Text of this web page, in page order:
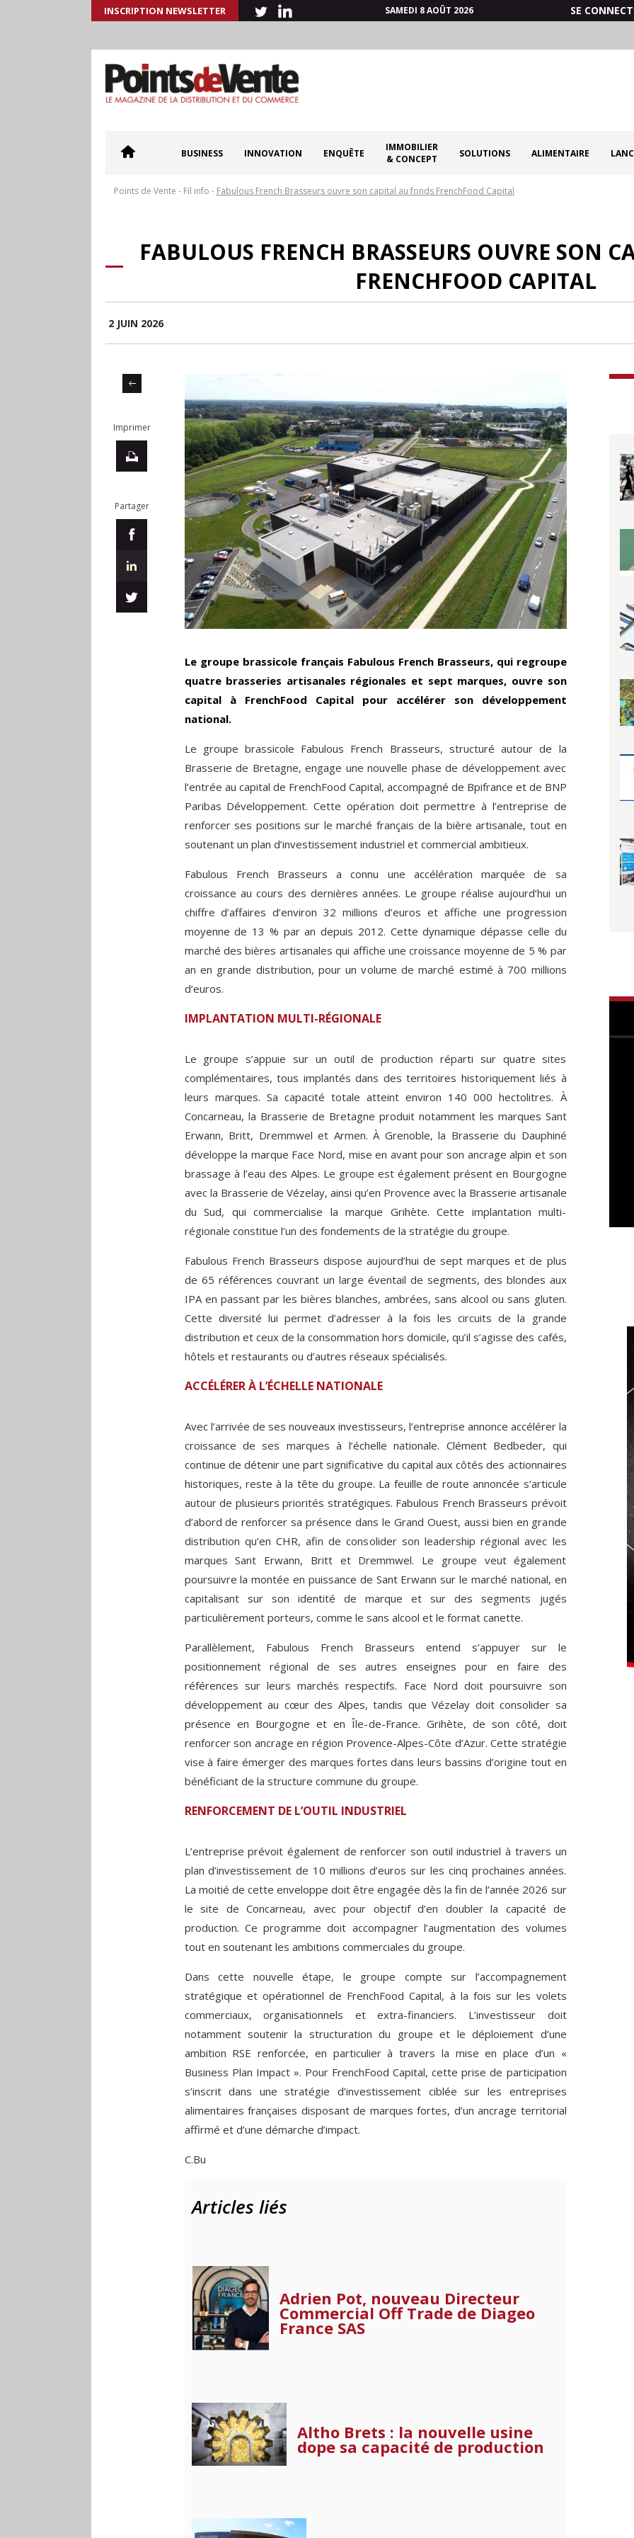
INSCRIPTION NEWSLETTER SAMEDI 8 AOÛT 2026 SE
BUSINESS INNOVATION ENQUÊTE
IMMOBILIER
& CONCEPT
SOLUTIONS ALIMENTAIRE
Points de Vente - Fil info - Fabulous French Brasseurs ouvre son capital au fonds FrenchFood Capital
FABULOUS FRENCH BRASSEURS OUVRE SON
FRENCHFOOD CAPITAL
2 JUIN 2026
Imprimer
Partager
Le groupe brassicole français Fabulous French Brasseurs, qui regroupe
quatre brasseries artisanales régionales et sept marques, ouvre son
capital à FrenchFood Capital pour accélérer son développement
national.
Le groupe brassicole Fabulous French Brasseurs, structuré autour de la
Brasserie de Bretagne, engage une nouvelle phase de développement avec
l’entrée au capital de FrenchFood Capital, accompagné de Bpifrance et de BNP
Paribas Développement. Cette opération doit permettre à l’entreprise de
renforcer ses positions sur le marché français de la bière artisanale, tout en
soutenant un plan d’investissement industriel et commercial ambitieux.
Fabulous French Brasseurs a connu une accélération marquée de sa
croissance au cours des dernières années. Le groupe réalise aujourd’hui un
chiffre d’affaires d’environ 32 millions d’euros et affiche une progression
moyenne de 13 % par an depuis 2012. Cette dynamique dépasse celle du
marché des bières artisanales qui affiche une croissance moyenne de 5 % par
an en grande distribution, pour un volume de marché estimé à 700 millions
d’euros.
IMPLANTATION MULTI-RÉGIONALE
Le groupe s’appuie sur un outil de production réparti sur quatre sites
complémentaires, tous implantés dans des territoires historiquement liés à
leurs marques. Sa capacité totale atteint environ 140 000 hectolitres. À
Concarneau, la Brasserie de Bretagne produit notamment les marques Sant
Erwann, Britt, Dremmwel et Armen. À Grenoble, la Brasserie du Dauphiné
développe la marque Face Nord, mise en avant pour son ancrage alpin et son
brassage à l’eau des Alpes. Le groupe est également présent en Bourgogne
avec la Brasserie de Vézelay, ainsi qu’en Provence avec la Brasserie artisanale
du Sud, qui commercialise la marque Grihète. Cette implantation multi-
régionale constitue l’un des fondements de la stratégie du groupe.
Fabulous French Brasseurs dispose aujourd’hui de sept marques et de plus
de 65 références couvrant un large éventail de segments, des blondes aux
IPA en passant par les bières blanches, ambrées, sans alcool ou sans gluten.
Cette diversité lui permet d’adresser à la fois les circuits de la grande
distribution et ceux de la consommation hors domicile, qu’il s’agisse des cafés,
hôtels et restaurants ou d’autres réseaux spécialisés.
ACCÉLÉRER À L’ÉCHELLE NATIONALE
Avec l’arrivée de ses nouveaux investisseurs, l’entreprise annonce accélérer la
croissance de ses marques à l’échelle nationale. Clément Bedbeder, qui
continue de détenir une part significative du capital aux côtés des actionnaires
historiques, reste à la tête du groupe. La feuille de route annoncée s’articule
autour de plusieurs priorités stratégiques. Fabulous French Brasseurs prévoit
d’abord de renforcer sa présence dans le Grand Ouest, aussi bien en grande
distribution qu’en CHR, afin de consolider son leadership régional avec les
marques Sant Erwann, Britt et Dremmwel. Le groupe veut également
poursuivre la montée en puissance de Sant Erwann sur le marché national, en
capitalisant sur son identité de marque et sur des segments jugés
particulièrement porteurs, comme le sans alcool et le format canette.
Parallèlement, Fabulous French Brasseurs entend s’appuyer sur le
positionnement régional de ses autres enseignes pour en faire des
références sur leurs marchés respectifs. Face Nord doit poursuivre son
développement au cœur des Alpes, tandis que Vézelay doit consolider sa
présence en Bourgogne et en Île-de-France. Grihète, de son côté, doit
renforcer son ancrage en région Provence-Alpes-Côte d’Azur. Cette stratégie
vise à faire émerger des marques fortes dans leurs bassins d’origine tout en
bénéficiant de la structure commune du groupe.
RENFORCEMENT DE L’OUTIL INDUSTRIEL
L’entreprise prévoit également de renforcer son outil industriel à travers un
plan d’investissement de 10 millions d’euros sur les cinq prochaines années.
La moitié de cette enveloppe doit être engagée dès la fin de l’année 2026 sur
le site de Concarneau, avec pour objectif d’en doubler la capacité de
production. Ce programme doit accompagner l’augmentation des volumes
tout en soutenant les ambitions commerciales du groupe.
Dans cette nouvelle étape, le groupe compte sur l’accompagnement
stratégique et opérationnel de FrenchFood Capital, à la fois sur les volets
commerciaux, organisationnels et extra-financiers. L’investisseur doit
notamment soutenir la structuration du groupe et le déploiement d’une
ambition RSE renforcée, en particulier à travers la mise en place d’un «
Business Plan Impact ». Pour FrenchFood Capital, cette prise de participation
s’inscrit dans une stratégie d’investissement ciblée sur les entreprises
alimentaires françaises disposant de marques fortes, d’un ancrage territorial
affirmé et d’une démarche d’impact.
C.Bu
Articles liés
Adrien Pot, nouveau Directeur
Commercial Off Trade de Diageo
France SAS
Altho Brets : la nouvelle usine
dope sa capacité de production